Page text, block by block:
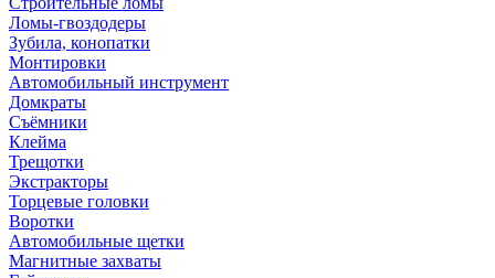
Ломы-гвоздодеры
Зубила, конопатки
Монтировки
Автомобильный инструмент
Домкраты
Съёмники
Клейма
Трещотки
Экстракторы
Торцевые головки
Воротки
Автомобильные щетки
Магнитные захваты